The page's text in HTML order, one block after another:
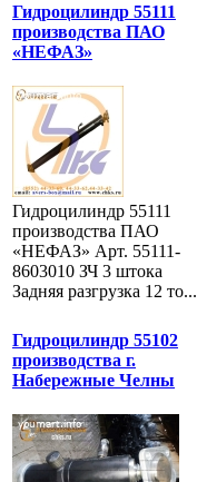
Гидроцилиндр 55111
производства ПАО
«НЕФАЗ»
Гидроцилиндр 55111
производства ПАО
«НЕФАЗ» Арт. 55111-
8603010 ЗЧ 3 штока
Задняя разгрузка 12 то...
Гидроцилиндр 55102
производства г.
Набережные Челны